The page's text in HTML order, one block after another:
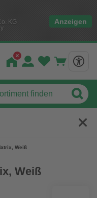
KG
Anzeigen
Weiß
Weiß